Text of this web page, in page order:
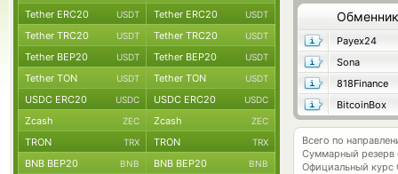
Обменник
Payex24
Sona
818Finance
BitcoinBox
Всего по
Суммарный резерв
Официальный курс
Tether ERC20 USDT Tether ERC20 USDT
Tether TRC20 USDT Tether TRC20 USDT
Tether BEP20 USDT Tether BEP20 USDT
Tether TON USDT Tether TON USDT
USDC ERC20 USDC USDC ERC20 USDC
Zcash ZEC Zcash ZEC
TRON TRX TRON TRX
BNB BEP20 BNB BNB BEP20 BNB